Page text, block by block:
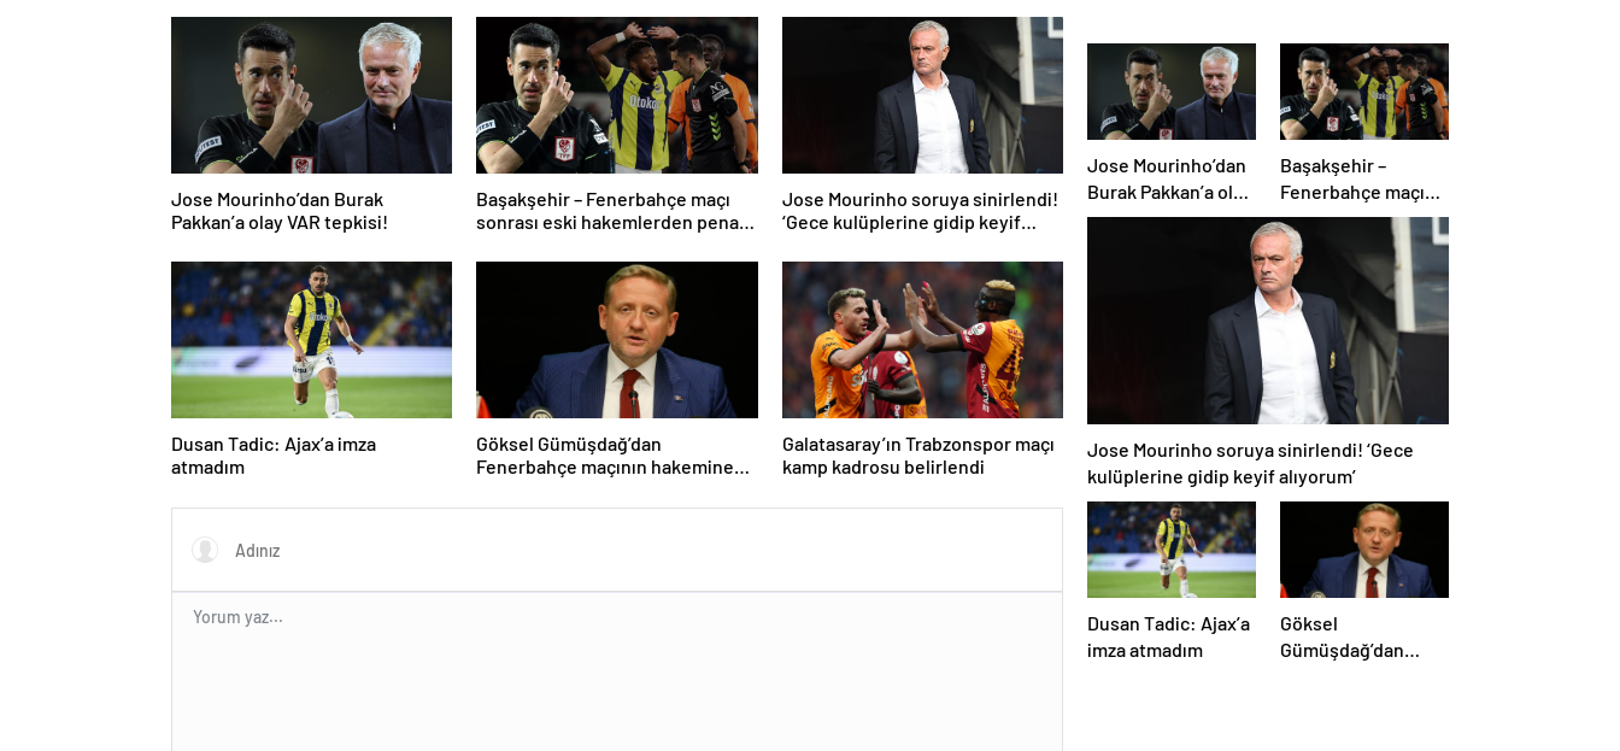
Jose Mourinho’dan Burak
Pakkan’a olay VAR tepkisi!
Başakşehir – Fenerbahçe maçı
sonrası eski hakemlerden penaltı
atladı’
Jose Mourinho soruya sinirlendi!
‘Gece kulüplerine gidip keyif
Dusan Tadic: Ajax’a imza
atmadım
Göksel Gümüşdağ’dan
Fenerbahçe maçının hakemine
Galatasaray’ın Trabzonspor maçı
kamp kadrosu belirlendi
Jose Mourinho’dan
Burak Pakkan’a olay
VAR tepkisi!
Başakşehir –
Fenerbahçe maçı
sonrası eski
hakemlerden
penaltı ve gol iptali
çıkışı! ‘2 kırmızı kartı
atladı’
Jose Mourinho soruya sinirlendi! ‘Gece
kulüplerine gidip keyif alıyorum’
Dusan Tadic: Ajax’a
imza atmadım
Göksel
Gümüşdağ’dan